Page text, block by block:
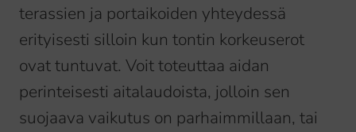
terassien ja portaikoiden yhteydessä
erityisesti silloin kun tontin korkeuserot
ovat tuntuvat. Voit toteuttaa aidan
perinteisesti aitalaudoista, jolloin sen
suojaava vaikutus on parhaimmillaan, tai